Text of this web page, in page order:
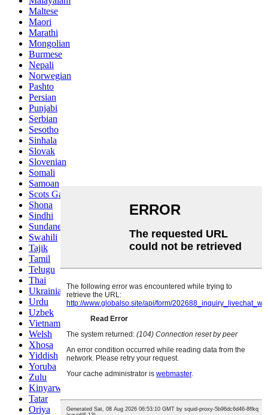
Maltese
Maori
Marathi
Mongolian
Burmese
Nepali
Norwegian
Pashto
Persian
Punjabi
Serbian
Sesotho
Sinhala
Slovak
Slovenian
Somali
Samoan
Scots Gaelic
Shona
Sindhi
Sundanese
Swahili
Tajik
Tamil
Telugu
Thai
Ukrainian
Urdu
Uzbek
Vietnamese
Welsh
Xhosa
Yiddish
Yoruba
Zulu
Kinyarwanda
Tatar
Oriya